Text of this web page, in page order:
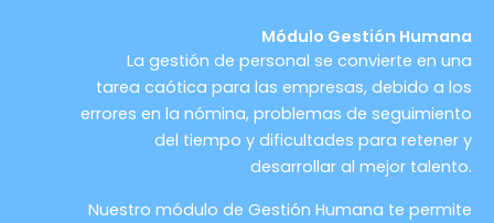
Módulo Gestión Humana
La gestión de personal se convierte en una
tarea caótica para las empresas, debido a los
errores en la nómina, problemas de seguimiento
del tiempo y dificultades para retener y
desarrollar al mejor talento.
Nuestro módulo de Gestión Humana te permite